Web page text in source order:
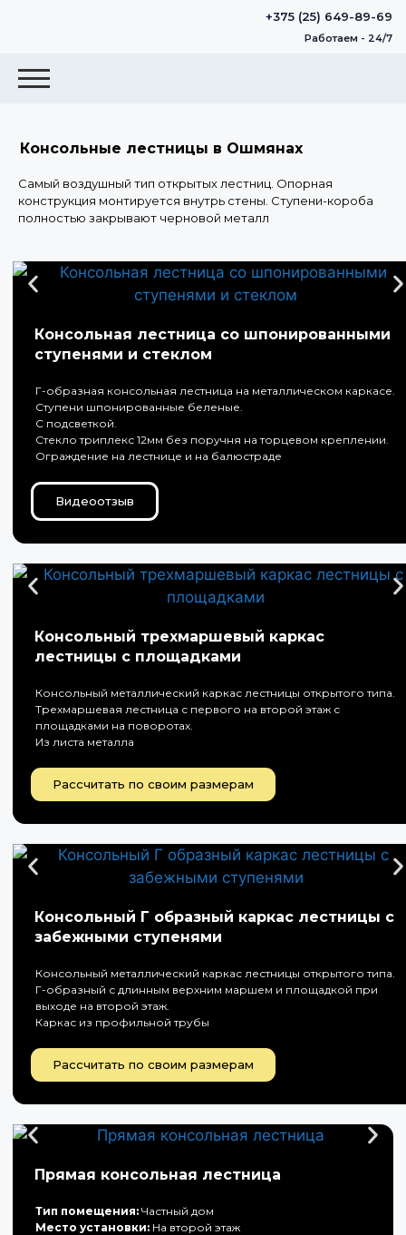
+375 (25) 649-89-69
Работаем - 24/7
Консольные лестницы в Ошмянах
Самый воздушный тип открытых лестниц. Опорная
конструкция монтируется внутрь стены. Ступени-короба
полностью закрывают черновой металл
Консольная лестница со шпонированными
ступенями и стеклом
Г-образная консольная лестница на металлическом каркасе.
Ступени шпонированные беленые.
С подсветкой.
Стекло триплекс 12мм без поручня на торцевом креплении.
Ограждение на лестнице и на балюстраде
Видеоотзыв
Консольный трехмаршевый каркас
лестницы с площадками
Консольный металлический каркас лестницы открытого типа.
Трехмаршевая лестница с первого на второй этаж с
площадками на поворотах.
Из листа металла
Рассчитать по своим размерам
Консольный Г образный каркас лестницы с
забежными ступенями
Консольный металлический каркас лестницы открытого типа.
Г-образный с длинным верхним маршем и площадкой при
выходе на второй этаж.
Каркас из профильной трубы
Рассчитать по своим размерам
Прямая консольная лестница
Тип помещения: Частный дом
Место установки: На второй этаж